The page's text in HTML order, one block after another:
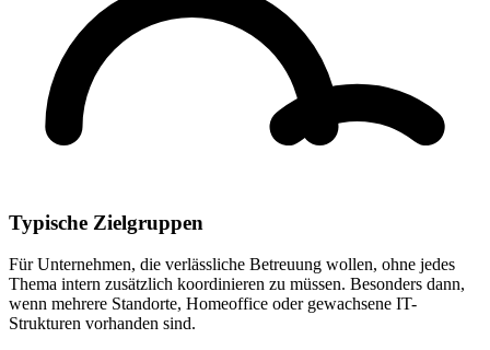
Typische Zielgruppen
Für Unternehmen, die verlässliche Betreuung wollen, ohne jedes
Thema intern zusätzlich koordinieren zu müssen. Besonders dann,
wenn mehrere Standorte, Homeoffice oder gewachsene IT-
Strukturen vorhanden sind.